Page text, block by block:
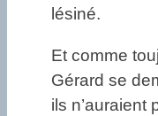
lésiné.
Et comme
Gérard se
ils n’auraient